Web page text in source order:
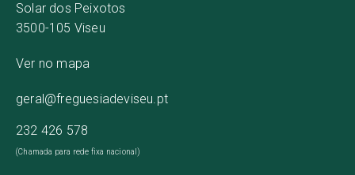
Solar dos Peixotos
3500-105 Viseu
Ver no mapa
geral@freguesiadeviseu.pt
232 426 578
(Chamada para rede fixa nacional)